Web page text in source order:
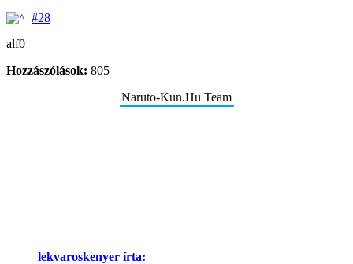
#28
alf0
Hozzászólások: 805
Naruto-Kun.Hu Team
lekvaroskenyer írta: